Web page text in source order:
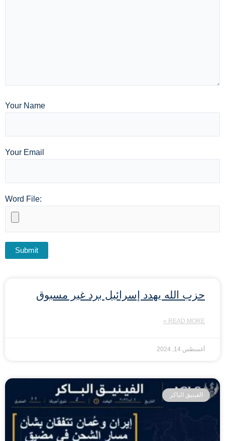
Your Name
Your Email
Word File:
حزب الله يهدد إسرائيل برد غير مسبوق
READ MORE »
أغسطس 14, 2024
الفينيق الباكر